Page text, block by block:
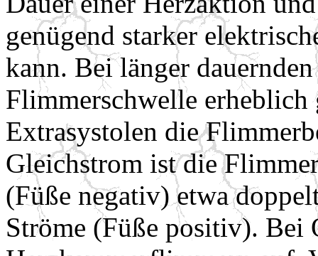
genügend starker
kann. Bei länger
Flimmerschwelle erheblich
Extrasystolen die
Gleichstrom ist die
(Füße negativ) etwa
Ströme (Füße positiv). Bei